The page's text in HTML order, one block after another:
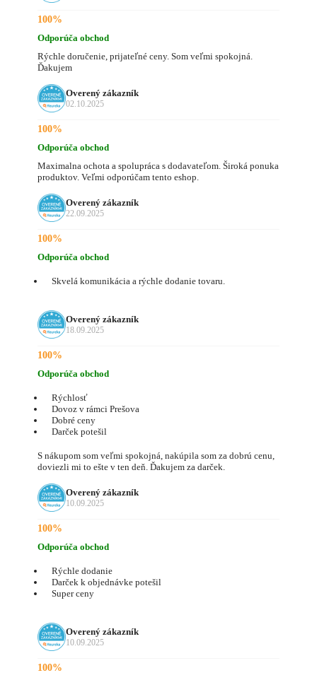
100%
Odporúča obchod
Rýchle doručenie, prijateľné ceny. Som veľmi spokojná.
Ďakujem
Overený zákazník
02.10.2025
100%
Odporúča obchod
Maximalna ochota a spolupráca s dodavateľom. Široká ponuka
produktov. Veľmi odporúčam tento eshop.
Overený zákazník
22.09.2025
100%
Odporúča obchod
Skvelá komunikácia a rýchle dodanie tovaru.
Overený zákazník
18.09.2025
100%
Odporúča obchod
Rýchlosť
Dovoz v rámci Prešova
Dobré ceny
Darček potešil
S nákupom som veľmi spokojná, nakúpila som za dobrú cenu,
doviezli mi to ešte v ten deň. Ďakujem za darček.
Overený zákazník
10.09.2025
100%
Odporúča obchod
Rýchle dodanie
Darček k objednávke potešil
Super ceny
Overený zákazník
10.09.2025
100%